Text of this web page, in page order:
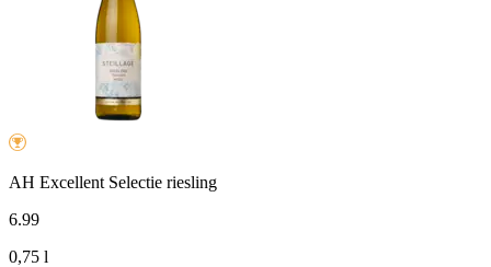
AH Excellent Selectie riesling
6.99
0,75 l